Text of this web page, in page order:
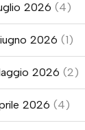
2026 (4)
2026 (1)
2026 (2)
2026 (4)